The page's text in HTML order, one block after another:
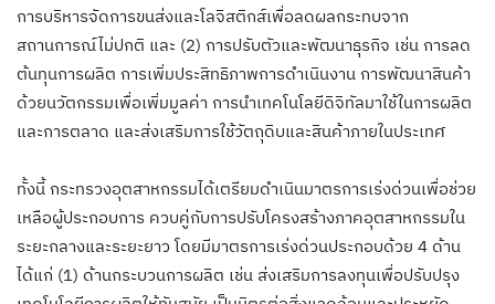
การบริหารจัดการขนส่งและโลจิสติกส์เพื่อลดผลกระทบจาก
สถานการณ์ไม่ปกติ และ (2) การปรับตัวและพัฒนาธุรกิจ เช่น การลด
ต้นทุนการผลิต การเพิ่มประสิทธิภาพการดำเนินงาน การพัฒนาสินค้า
ด้วยนวัตกรรมเพื่อเพิ่มมูลค่า การนำเทคโนโลยีดิจิทัลมาใช้ในการผลิต
และการตลาด และส่งเสริมการใช้วัตถุดิบและสินค้าภายในประเทศ
ทั้งนี้ กระทรวงอุตสาหกรรมได้เตรียมดำเนินมาตรการเร่งด่วนเพื่อช่วย
เหลือผู้ประกอบการ ควบคู่กับการปรับโครงสร้างภาคอุตสาหกรรมใน
ระยะกลางและระยะยาว โดยมีมาตรการเร่งด่วนประกอบด้วย 4 ด้าน
ได้แก่ (1) ด้านกระบวนการผลิต เช่น ส่งเสริมการลงทุนเพื่อปรับปรุง